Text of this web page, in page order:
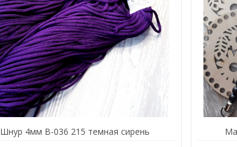
Шнур 4мм В-036 215 темная сирень